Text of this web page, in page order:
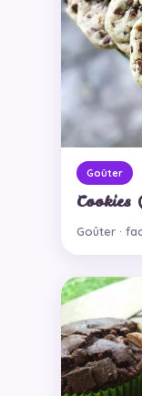
Goûter
Goûter ·